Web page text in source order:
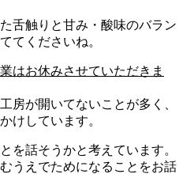
舌触りと甘み・酸味のバラン
てくださいね。
はお休みさせていただきま
房が開いてないことが多く、
けしています。
を話そうかと考えています。
うえでためになることをお話